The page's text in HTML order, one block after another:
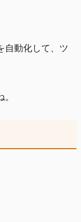
自動化して、ツ